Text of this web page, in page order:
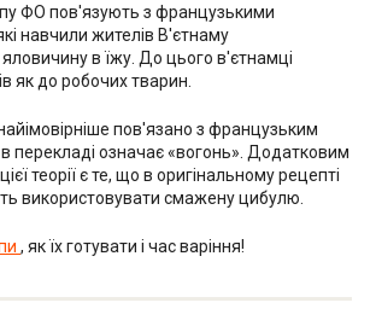
ФО пов'язують з французькими
навчили жителів В'єтнаму
в їжу. До цього в'єтнамці
як до робочих тварин.
пов'язано з французьким
перекладі означає «вогонь». Додатковим
теорії є те, що в оригінальному рецепті
використовувати смажену цибулю.
, як їх готувати і час варіння!